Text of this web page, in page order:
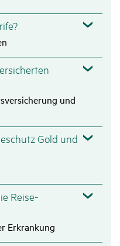
und
Gold und
Reise-
Erkrankung